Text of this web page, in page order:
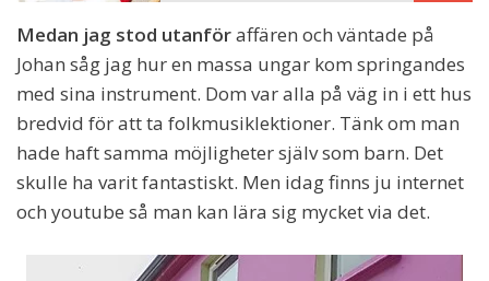
Medan jag stod utanföraffären och väntade på
Johan såg jag hur en massa ungar kom springandes
med sina instrument. Dom var alla på väg in i ett hus
bredvid för att ta folkmusiklektioner. Tänk om man
hade haft samma möjligheter själv som barn. Det
skulle ha varit fantastiskt. Men idag finns ju internet
och youtube så man kan lära sig mycket via det.